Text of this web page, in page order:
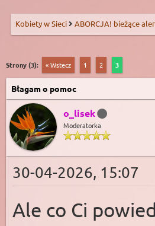
Kobiety w Sieci ABORCJA! bieżące
Strony (3): « Wstecz 1 2 3
Błagam o pomoc
o_lisek
Moderatorka
30-04-2026, 15:07
Ale co Ci